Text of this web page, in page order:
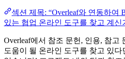
섹션 제목: “Overleaf와 연동하여
있는 협업 온라인 도구를 찾고 계신
Overleaf에서 참조 문헌, 인용, 참고
도움이 될 온라인 도구를 찾고 있다